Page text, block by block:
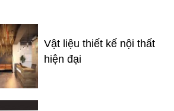
Vật liệu thiết kế nội thất
hiện đại